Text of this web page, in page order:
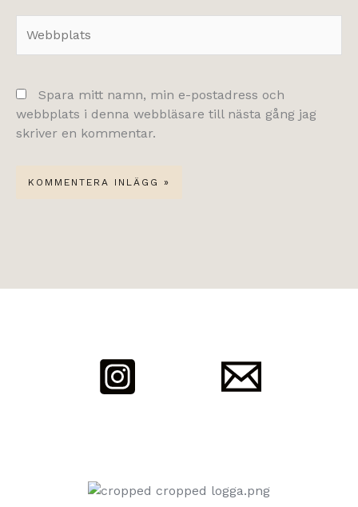
Spara mitt namn, min e-postadress och
webbplats i denna webbläsare till nästa gång jag
skriver en kommentar.